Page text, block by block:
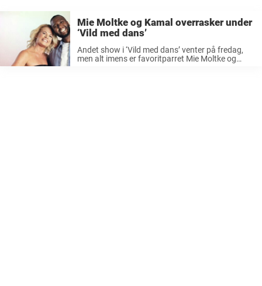
Mie Moltke og Kamal overrasker under
‘Vild med dans’
Andet show i ‘Vild med dans’ venter på fredag,
men alt imens er favoritparret Mie Moltke og